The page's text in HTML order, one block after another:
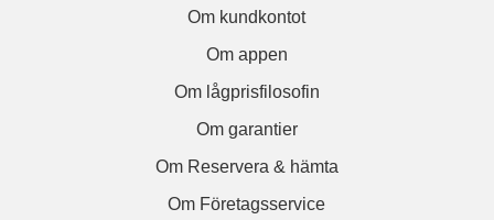
Om kundkontot
Om appen
Om lågprisfilosofin
Om garantier
Om Reservera & hämta
Om Företagsservice